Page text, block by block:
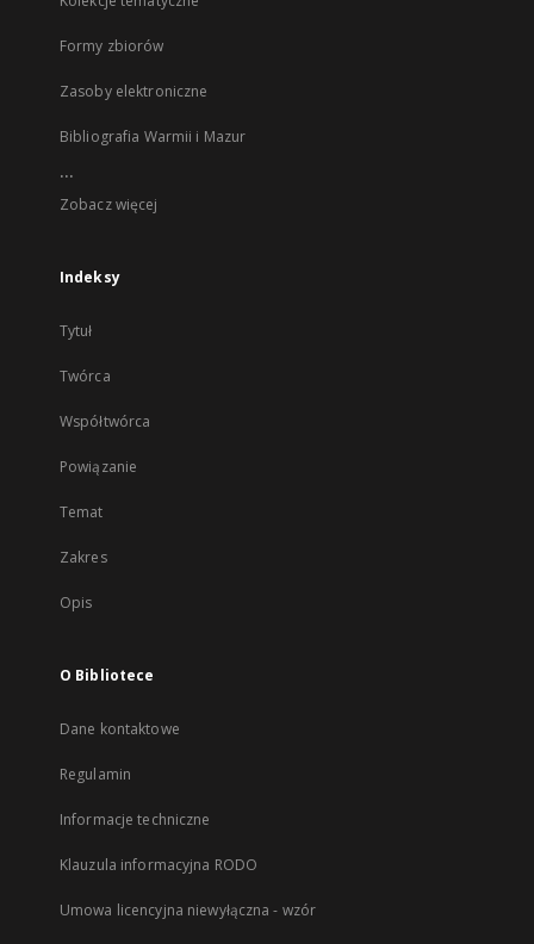
Formy zbiorów
Zasoby elektroniczne
Bibliografia Warmii i Mazur
...
Zobacz więcej
Indeksy
Tytuł
Twórca
Współtwórca
Powiązanie
Temat
Zakres
Opis
O Bibliotece
Dane kontaktowe
Regulamin
Informacje techniczne
Klauzula informacyjna RODO
Umowa licencyjna niewyłączna - wzór